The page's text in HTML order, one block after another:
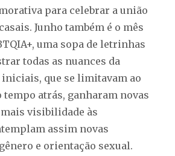
para celebrar a união
Junho também é o mês
uma sopa de letrinhas
todas as nuances da
iniciais, que se limitavam ao
tempo atrás, ganharam novas
visibilidade às
assim novas
e orientação sexual.